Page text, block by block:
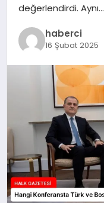
TEKNOLOJI
YAŞAM
değerlendirdi. Aynı…
haberci
16 Şubat 2025